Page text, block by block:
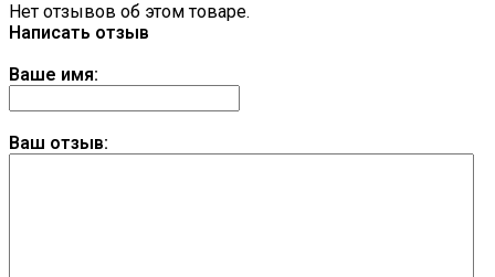
Нет отзывов об этом товаре.
Написать отзыв
Ваше имя:
Ваш отзыв: